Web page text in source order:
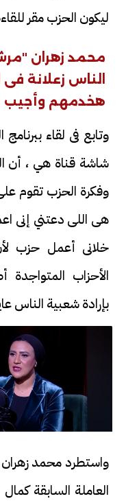
ليكون الحزب مقر
محمد زهران
الناس زعلانة
هخدمهم
وتابع فى لقاء
شاشة قناة هي ، أن
وفكرة الحزب تقوم
هى اللى دعتني إنى
خلانى أعمل حزب
الأحزاب
بإرادة شعبية الناس
واستطرد محمد زهران
العاملة السابقة